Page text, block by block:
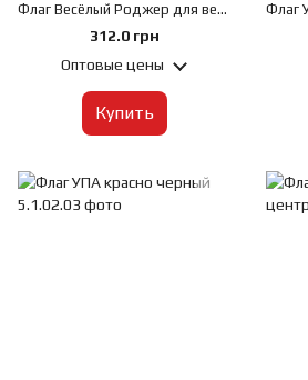
Флаг Весёлый Роджер для вечеринки, 60х90 см, Искусственный шелк 50 г/м², Сублимационная печать, односторонний, Карман под древко слева
312.0 грн
Оптовые цены
Купить